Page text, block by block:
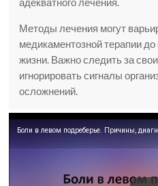
Методы лечения могут
медикаментозной терапии
жизни. Важно следить за
игнорировать сигналы
осложнений.
Боли в левом подреберье. Причины,